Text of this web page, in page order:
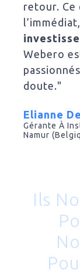
retour. Ce
Webero
doute."
Elianne
Gérante À
Namur
Ils